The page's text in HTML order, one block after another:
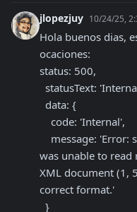
jlopezjuy 10/24/25,
Hola buenos dias,
ocaciones:
status: 500,
was unable to read
XML document (1,
correct format.'
  }